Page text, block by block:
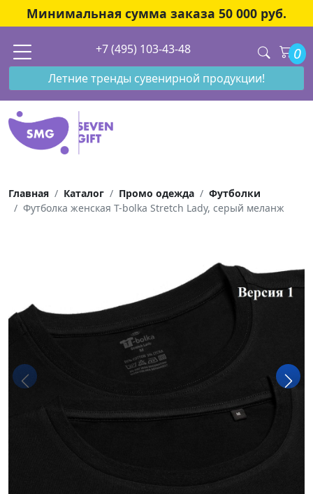
Минимальная сумма заказа 50 000 руб.
+7 (495) 103-43-48 0
Летние тренды сувенирной продукции!
Главная Каталог Промо одежда
Футболки
Футболка женская T-bolka Stretch Lady, серый меланж